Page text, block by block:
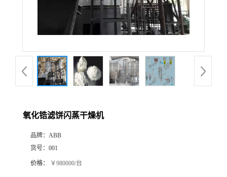
氧化锆滤饼闪蒸干燥机
品牌： ABB
货号： 001
价格： ￥980000/台